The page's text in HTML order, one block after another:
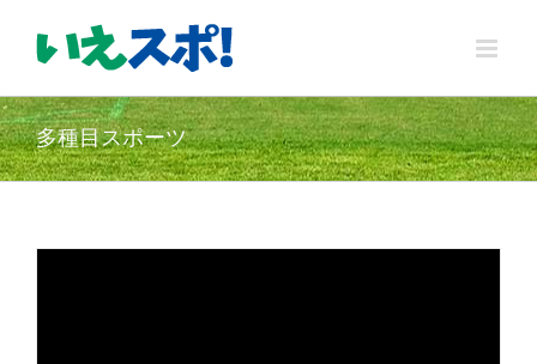
content
多種目スポーツ